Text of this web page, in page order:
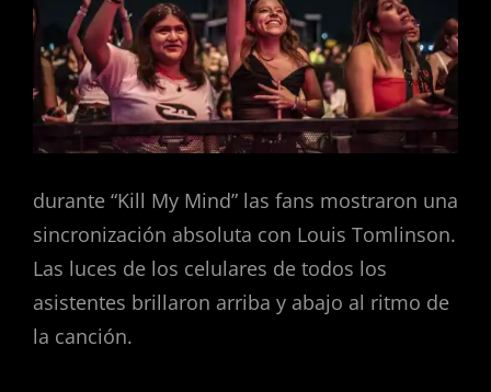
durante “Kill My Mind” las fans mostraron una
sincronización absoluta con Louis Tomlinson.
Las luces de los celulares de todos los
asistentes brillaron arriba y abajo al ritmo de
la canción.